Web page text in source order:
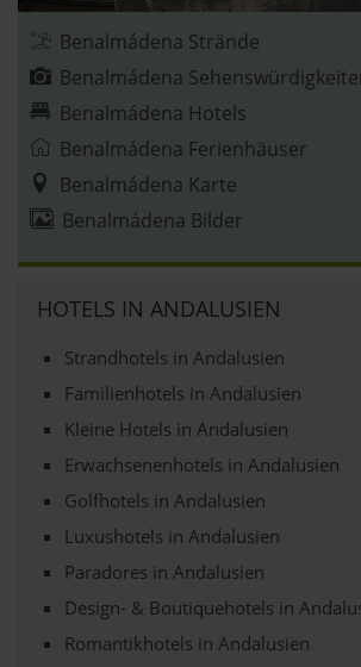
Benalmádena Strände
Benalmádena
Benalmádena Hotels
Benalmádena Ferienhäuser
Benalmádena Karte
Benalmádena Bilder
HOTELS IN ANDALUSIEN
Strandhotels in Andalusien
Familienhotels in Andalusien
Kleine Hotels in Andalusien
Erwachsenenhotels in Andalusien
Golfhotels in Andalusien
Luxushotels in Andalusien
Paradores in Andalusien
Design- & Boutiquehotels in
Romantikhotels in Andalusien